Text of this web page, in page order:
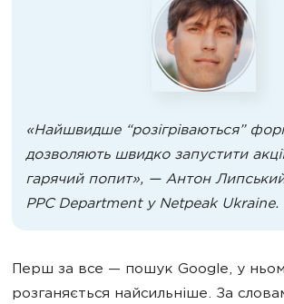
«Найшвидше “розігріваються”
дозволяють швидко запустити
гарячий попит», — Антон
PPC Department у Netpeak Ukraine.
Перш за все — пошук Google, у
розганяється найсильніше. За